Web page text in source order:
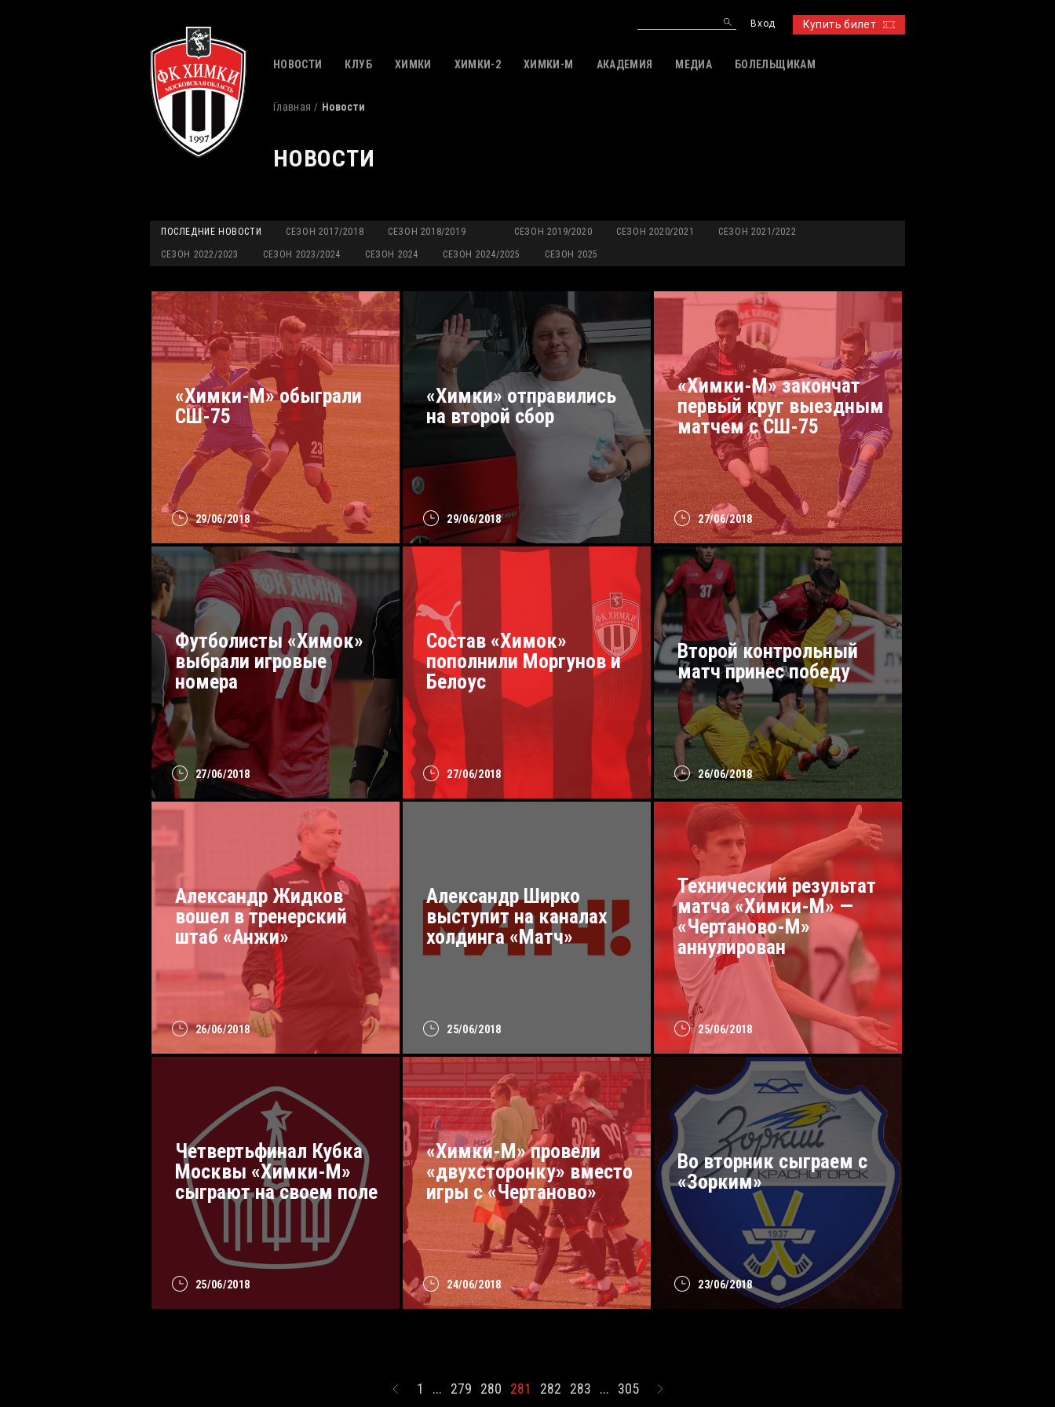
Купить билет
Вход
НОВОСТИ КЛУБ ХИМКИ ХИМКИ-2 ХИМКИ-M АКАДЕМИЯ МЕДИА БОЛЕЛЬЩИКАМ
Главная Новости
НОВОСТИ
ПОСЛЕДНИЕ НОВОСТИ СЕЗОН 2017/2018 СЕЗОН 2018/2019 СЕЗОН 2019/2020 СЕЗОН 2020/2021 СЕЗОН 2021/2022
СЕЗОН 2022/2023 СЕЗОН 2023/2024 СЕЗОН 2024 СЕЗОН 2024/2025 СЕЗОН 2025
29/06/2018
«Химки-М» обыграли
СШ-75
29/06/2018
«Химки» отправились
на второй сбор
27/06/2018
«Химки-М» закончат
первый круг выездным
матчем с СШ-75
27/06/2018
Футболисты «Химок»
выбрали игровые
номера
27/06/2018
Состав «Химок»
пополнили Моргунов и
Белоус
26/06/2018
Второй контрольный
матч принес победу
26/06/2018
Александр Жидков
вошел в тренерский
штаб «Анжи»
25/06/2018
Александр Ширко
выступит на каналах
холдинга «Матч»
25/06/2018
Технический результат
матча «Химки-М» —
«Чертаново-М»
аннулирован
25/06/2018
Четвертьфинал Кубка
Москвы «Химки-М»
сыграют на своем поле
24/06/2018
«Химки-М» провели
«двухсторонку» вместо
игры с «Чертаново»
23/06/2018
Во вторник сыграем с
«Зорким»
1 ... 279 280 281 282 283 ... 305